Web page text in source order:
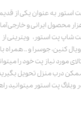
محصول ایرانی و خارجی
شاپ پت استور، ویترینی
کنین، جوسرا و ..
مورد نیاز پت خود را
درب منزل تحویل
وبلاگ پت استور میتوانید